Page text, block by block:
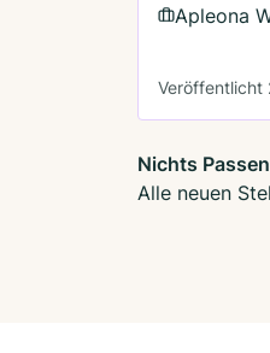
Apleona
Nichts
Alle neuen